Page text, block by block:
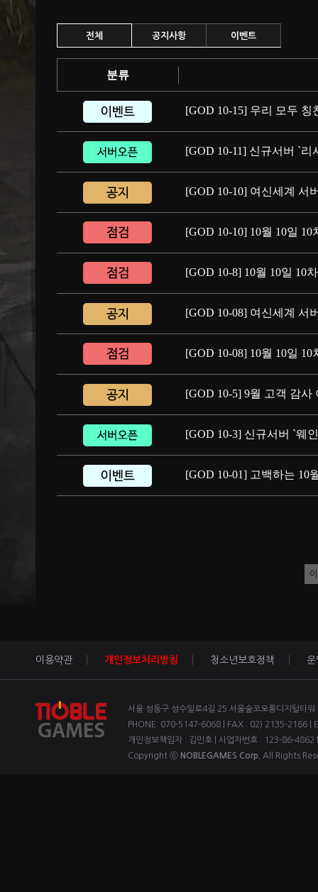
전체 공지사항 이벤트
분류
[GOD 10-15] 우리 모두
[GOD 10-11] 신규서버 `리
[GOD 10-10] 여신세계 서
[GOD 10-10] 10월 10일
[GOD 10-8] 10월 10일 10
[GOD 10-08] 여신세계 서
[GOD 10-08] 10월 10일
[GOD 10-5] 9월 고객 감
[GOD 10-3] 신규서버 `웨
[GOD 10-01] 고백하는 10
이용약관 개인정보처리방침 청소년보호정책 운
서울 성동구 성수일로4길 25 서울숲코오롱디지털타
PHONE: 070-5147-6068 | FAX : 02) 2135-2166 |
개인정보책임자 : 김민호 | 사업자번호 : 123-86-
Copyright ⓒ NOBLEGAMES Corp. All Rights